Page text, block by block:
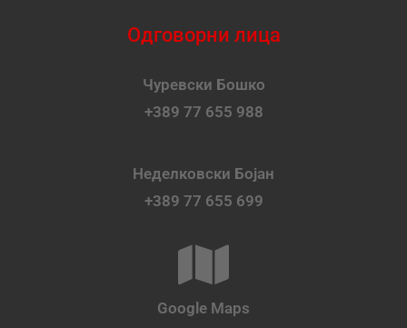
Одговорни лица
Чуревски Бошко
+389 77 655 988
Неделковски Бојан
+389 77 655 699
Google Maps